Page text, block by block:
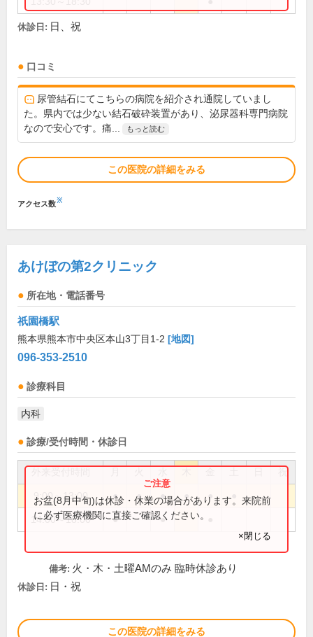
休診日: 日、祝
口コミ
尿管結石にてこちらの病院を紹介され通院していまし
た。県内では少ない結石破砕装置があり、泌尿器科専門病院
なので安心です。痛...
もっと読む
この医院の詳細をみる
アクセス数※
あけぼの第2クリニック
所在地・電話番号
祇園橋駅
熊本県熊本市中央区本山3丁目1-2 [地図]
096-353-2510
診療科目
内科
診療/受付時間・休診日
祝
9:00～13:00 ● ● ● ● ●
14:00～18:00 ● ●
お盆(8月中旬)は休診・休業の場合があります。来院前
に必ず医療機関に直接ご確認ください。
×閉じる
備考: 火・木・土曜AMのみ 臨時休診あり
休診日: 日・祝
この医院の詳細をみる